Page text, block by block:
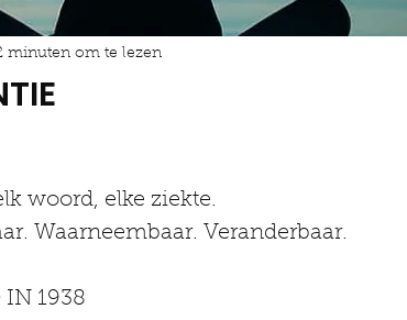
minuten om te lezen
woord, elke ziekte.
Waarneembaar. Veranderbaar.
IN 1938